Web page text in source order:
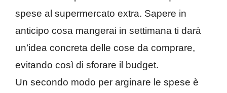
spese al supermercato extra. Sapere in
anticipo cosa mangerai in settimana ti darà
un’idea concreta delle cose da comprare,
evitando così di sforare il budget.
Un secondo modo per arginare le spese è